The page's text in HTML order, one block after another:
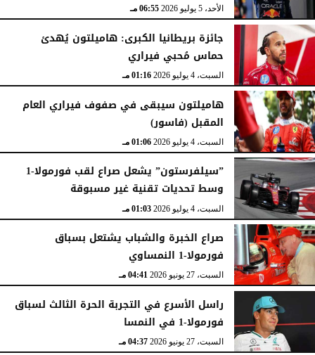
الأحد، 5 يوليو 2026 06:55 مـ
جائزة بريطانيا الكبرى: هاميلتون يُهدئ
حماس مُحبي فيراري
السبت، 4 يوليو 2026 01:16 مـ
هاميلتون سيبقى في صفوف فيراري العام
المقبل (فاسور)
السبت، 4 يوليو 2026 01:06 مـ
”سيلفرستون” يشعل صراع لقب فورمولا-1
وسط تحديات تقنية غير مسبوقة
السبت، 4 يوليو 2026 01:03 مـ
صراع الخبرة والشباب يشتعل بسباق
فورمولا-1 النمساوي
السبت، 27 يونيو 2026 04:41 مـ
راسل الأسرع في التجربة الحرة الثالث لسباق
فورمولا-1 في النمسا
السبت، 27 يونيو 2026 04:37 مـ